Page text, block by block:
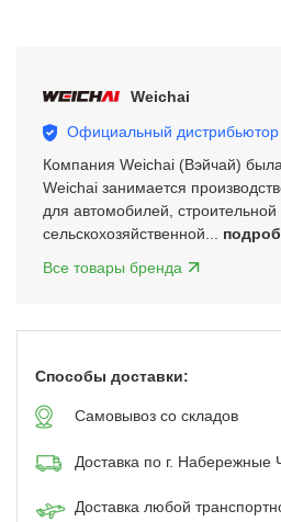
Weichai
Официальный дистрибьютор
Компания Weichai (Вэйчай)
Weichai занимается
для автомобилей, строительной
сельскохозяйственной...
Все товары бренда
Способы доставки:
Самовывоз со складов
Доставка по г. Набережные
Доставка любой